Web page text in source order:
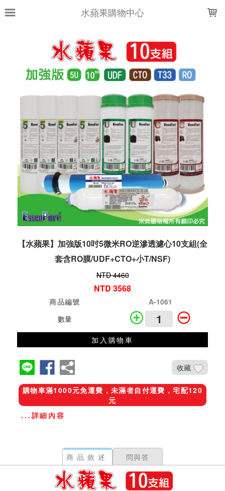
水蘋果購物中心
【水蘋果】加強版10吋5微米RO逆滲透濾心10支組(全
套含RO膜/UDF+CTO+小T/NSF)
NTD 4460
NTD 3568
商品編號
A-1061
數量
加入購物車
收藏
購物車滿1000元免運費，未滿者自付運費，宅配120
元
...詳細內容
商品敘述 問與答